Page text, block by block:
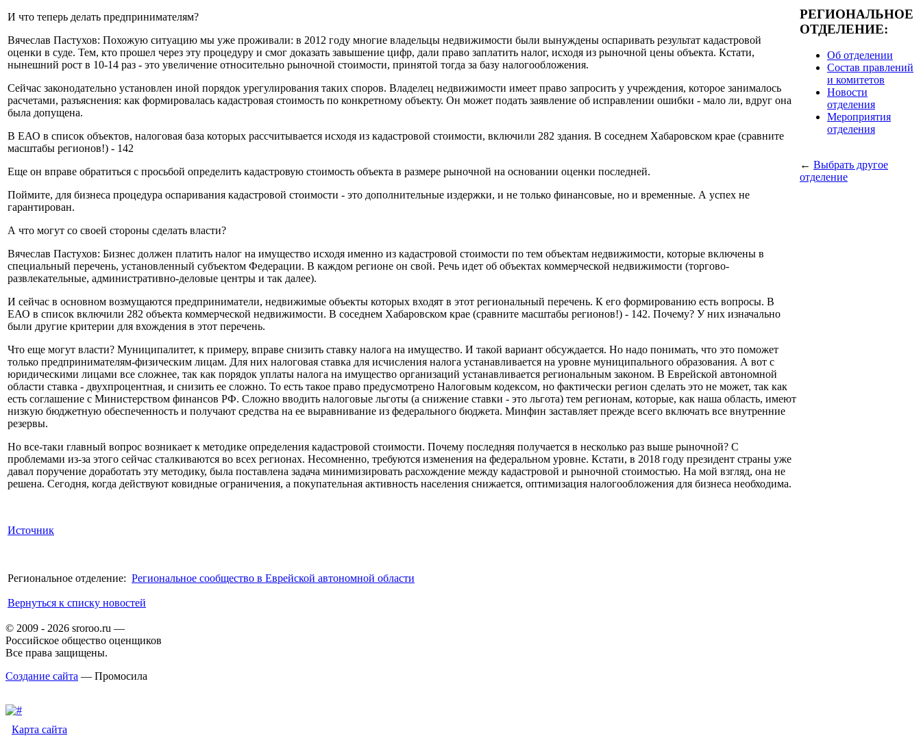
И что теперь делать предпринимателям?
Вячеслав Пастухов: Похожую ситуацию мы уже проживали: в 2012 году многие владельцы недвижимости были вынуждены оспаривать результат кадастровой
оценки в суде. Тем, кто прошел через эту процедуру и смог доказать завышение цифр, дали право заплатить налог, исходя из рыночной цены объекта. Кстати,
нынешний рост в 10-14 раз - это увеличение относительно рыночной стоимости, принятой тогда за базу налогообложения.
Сейчас законодательно установлен иной порядок урегулирования таких споров. Владелец недвижимости имеет право запросить у учреждения, которое занималось
расчетами, разъяснения: как формировалась кадастровая стоимость по конкретному объекту. Он может подать заявление об исправлении ошибки - мало ли, вдруг она
была допущена.
В ЕАО в список объектов, налоговая база которых рассчитывается исходя из кадастровой стоимости, включили 282 здания. В соседнем Хабаровском крае (сравните
масштабы регионов!) - 142
Еще он вправе обратиться с просьбой определить кадастровую стоимость объекта в размере рыночной на основании оценки последней.
Поймите, для бизнеса процедура оспаривания кадастровой стоимости - это дополнительные издержки, и не только финансовые, но и временные. А успех не
гарантирован.
А что могут со своей стороны сделать власти?
Вячеслав Пастухов: Бизнес должен платить налог на имущество исходя именно из кадастровой стоимости по тем объектам недвижимости, которые включены в
специальный перечень, установленный субъектом Федерации. В каждом регионе он свой. Речь идет об объектах коммерческой недвижимости (торгово-
развлекательные, административно-деловые центры и так далее).
И сейчас в основном возмущаются предприниматели, недвижимые объекты которых входят в этот региональный перечень. К его формированию есть вопросы. В
ЕАО в список включили 282 объекта коммерческой недвижимости. В соседнем Хабаровском крае (сравните масштабы регионов!) - 142. Почему? У них изначально
были другие критерии для вхождения в этот перечень.
Что еще могут власти? Муниципалитет, к примеру, вправе снизить ставку налога на имущество. И такой вариант обсуждается. Но надо понимать, что это поможет
только предпринимателям-физическим лицам. Для них налоговая ставка для исчисления налога устанавливается на уровне муниципального образования. А вот с
юридическими лицами все сложнее, так как порядок уплаты налога на имущество организаций устанавливается региональным законом. В Еврейской автономной
области ставка - двухпроцентная, и снизить ее сложно. То есть такое право предусмотрено Налоговым кодексом, но фактически регион сделать это не может, так как
есть соглашение с Министерством финансов РФ. Сложно вводить налоговые льготы (а снижение ставки - это льгота) тем регионам, которые, как наша область, имеют
низкую бюджетную обеспеченность и получают средства на ее выравнивание из федерального бюджета. Минфин заставляет прежде всего включать все внутренние
резервы.
Но все-таки главный вопрос возникает к методике определения кадастровой стоимости. Почему последняя получается в несколько раз выше рыночной? С
проблемами из-за этого сейчас сталкиваются во всех регионах. Несомненно, требуются изменения на федеральном уровне. Кстати, в 2018 году президент страны уже
давал поручение доработать эту методику, была поставлена задача минимизировать расхождение между кадастровой и рыночной стоимостью. На мой взгляд, она не
решена. Сегодня, когда действуют ковидные ограничения, а покупательная активность населения снижается, оптимизация налогообложения для бизнеса необходима.
Источник
Региональное отделение: Региональное сообщество в Еврейской автономной области
Вернуться к списку новостей
РЕГИОНАЛЬНОЕ
ОТДЕЛЕНИЕ:
Об отделении
Состав правлений
и комитетов
Новости
отделения
Мероприятия
отделения
← Выбрать другое
отделение
© 2009 - 2026 sroroo.ru —
Российское общество оценщиков
Все права защищены.
Создание сайта — Промосила
Карта сайта